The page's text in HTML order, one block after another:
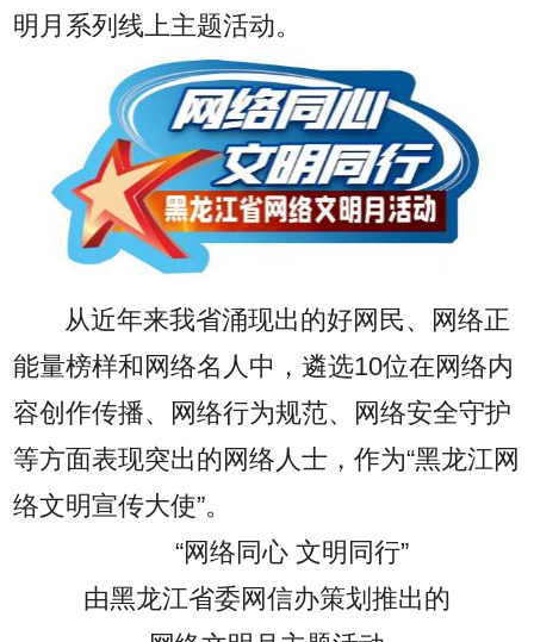
明月系列线上主题活动。
从近年来我省涌现出的好网民、网络正
能量榜样和网络名人中，遴选10位在网络内
容创作传播、网络行为规范、网络安全守护
等方面表现突出的网络人士，作为“黑龙江网
络文明宣传大使”。
“网络同心 文明同行”
由黑龙江省委网信办策划推出的